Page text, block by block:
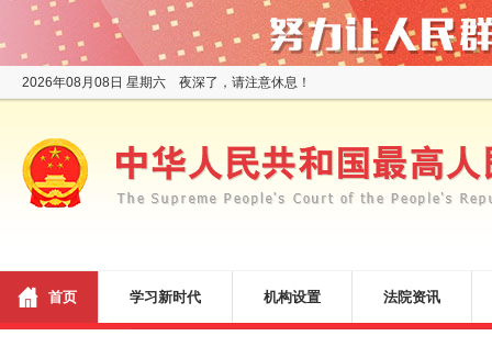
2026年08月08日 星期六 夜深了，请注意休息！
首页 学习新时代 机构设置 法院资讯